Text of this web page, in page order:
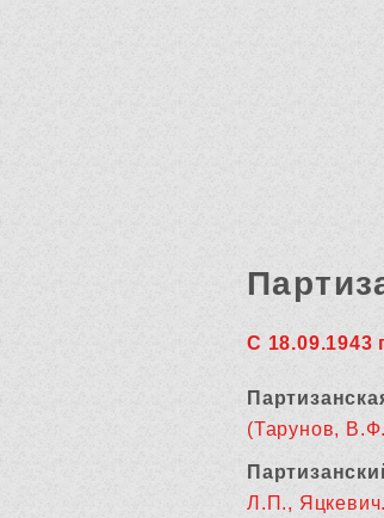
С 18.09.1943
(Тарунов,
Л.П.,